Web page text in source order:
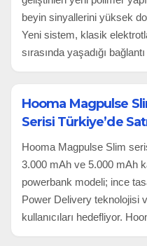
beyin sinyallerini yüksek
Yeni sistem, klasik
sırasında yaşadığı
Hooma Magpulse
Serisi Türkiye’de
Hooma Magpulse Slim
3.000 mAh ve 5.000 mAh
powerbank modeli; ince
Power Delivery teknolojisi
kullanıcıları hedefliyor.